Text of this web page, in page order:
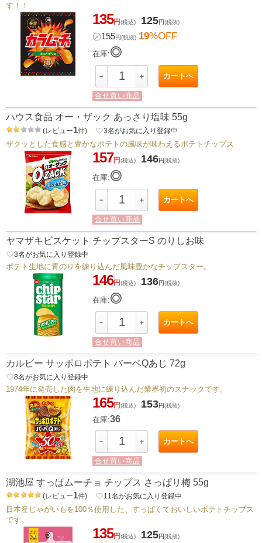
す！！
135円(税込) 125円(税抜)
㋱155円(税抜) 19%OFF
在庫:◎
－ ＋ カートへ
合せ買い商品
ハウス食品 オー・ザック あっさり塩味 55g
(レビュー1件) favorite_border3名がお気に入り登録中
ザクッとした食感と豊かなポテトの風味が味わえるポテトチップス
157円(税込) 146円(税抜)
在庫:◎
－ ＋ カートへ
合せ買い商品
ヤマザキビスケット チップスターS のりしお味
favorite_border3名がお気に入り登録中
ポテト生地に青のりを練り込んだ風味豊かなチップスター。
146円(税込) 136円(税抜)
在庫:◎
－ ＋ カートへ
合せ買い商品
カルビー サッポロポテト バーベQあじ 72g
favorite_border8名がお気に入り登録中
1974年に発売した肉を生地に練り込んだ業界初のスナックです。
165円(税込) 153円(税抜)
在庫:36
－ ＋ カートへ
合せ買い商品
湖池屋 すっぱムーチョ チップス さっぱり梅 55g
(レビュー1件) favorite_border11 名がお気に入り登録中
日本産じゃがいもを100％使用した、すっぱくておいしいポテトチップス
です。
135円(税込) 125円(税抜)